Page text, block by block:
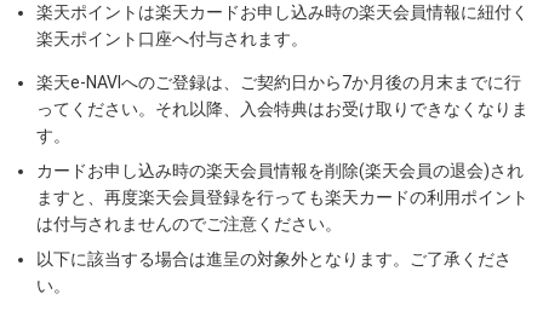
楽天ポイントは楽天カードお申し込み時の楽天会員情報に紐付く
楽天ポイント口座へ付与されます。
楽天e-NAVIへのご登録は、ご契約日から7か月後の月末までに行
ってください。それ以降、入会特典はお受け取りできなくなりま
す。
カードお申し込み時の楽天会員情報を削除(楽天会員の退会)され
ますと、再度楽天会員登録を行っても楽天カードの利用ポイント
は付与されませんのでご注意ください。
以下に該当する場合は進呈の対象外となります。ご了承くださ
い。